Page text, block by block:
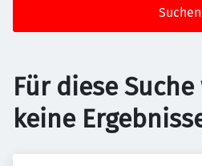
Suchen
Für diese
keine